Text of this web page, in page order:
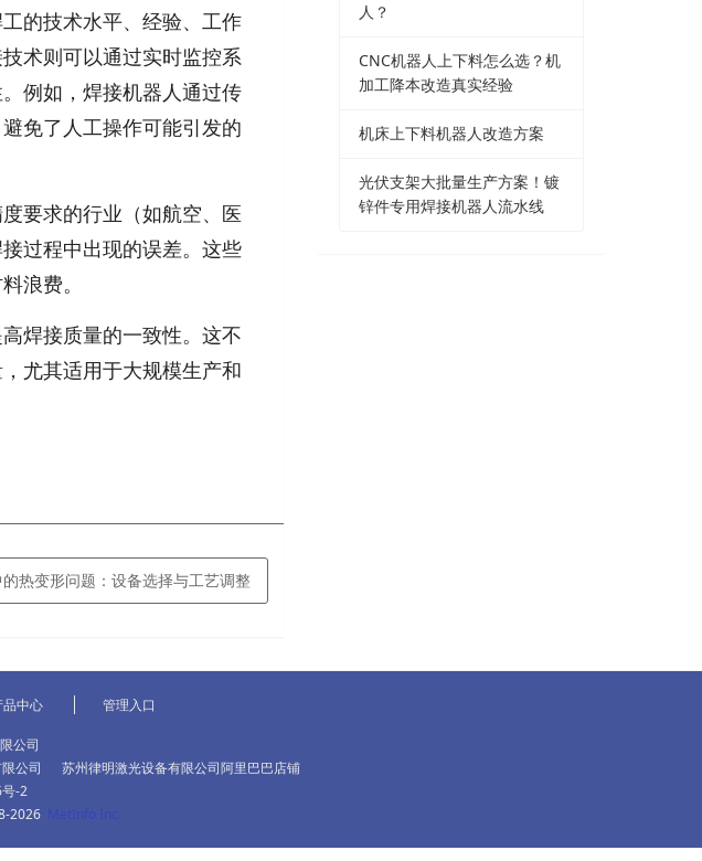
的技术水平、经验、工作
术则可以通过实时监控系
例如，焊接机器人通过传
免了人工操作可能引发的
要求的行业（如航空、医
过程中出现的误差。这些
浪费。
焊接质量的一致性。这不
尤其适用于大规模生产和
热变形问题：设备选择与工艺调整
人？
CNC机器人上下料怎么选？机
加工降本改造真实经验
机床上下料机器人改造方案
光伏支架大批量生产方案！镀
锌件专用焊接机器人流水线
品中心 管理入口
公司
公司
苏州律明激光设备有限公司阿里巴巴店铺
-2
2026 MetInfo Inc.